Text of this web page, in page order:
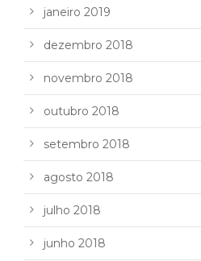
janeiro 2019
dezembro 2018
novembro 2018
outubro 2018
setembro 2018
agosto 2018
julho 2018
junho 2018